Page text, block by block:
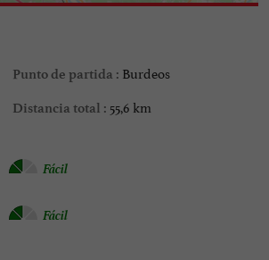
Punto de partida : Burdeos
Distancia total : 55,6 km
Fácil
Fácil